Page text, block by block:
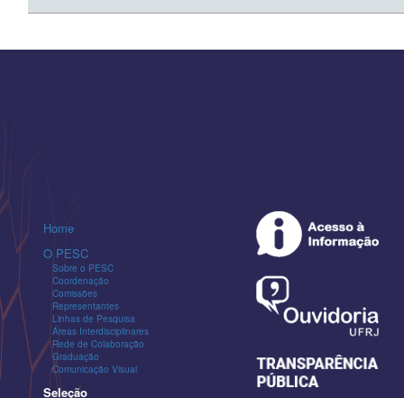
Home
O PESC
Sobre o PESC
Coordenação
Comissões
Representantes
Linhas de Pesquisa
Áreas Interdisciplinares
Rede de Colaboração
Graduação
Comunicação Visual
Seleção